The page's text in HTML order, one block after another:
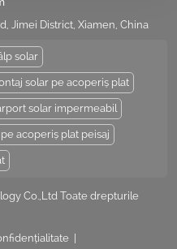
Jimei District, Xiamen, China
solar
solar pe acoperiș plat
solar impermeabil
acoperiș plat peisaj
Co.,Ltd Toate drepturile